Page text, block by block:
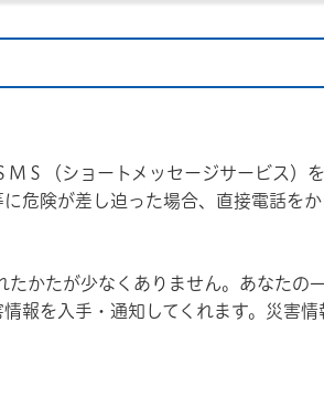
Ｓ（ショートメッセージサービス）
危険が差し迫った場合、直接電話を
かたが少なくありません。あなたの
報を入手・通知してくれます。災害